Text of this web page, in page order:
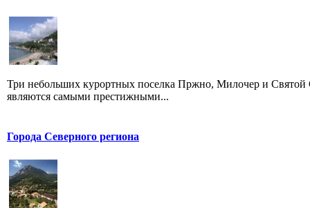
Три небольших курортных поселка Пржно, Милочер и Святой
являются самыми престижными...
Города Северного региона